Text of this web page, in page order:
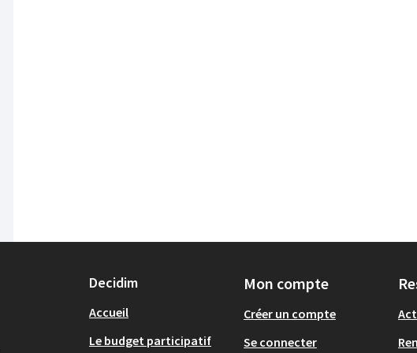
Decidim
Accueil
Le budget participatif
Mon compte
Créer un compte
Se connecter